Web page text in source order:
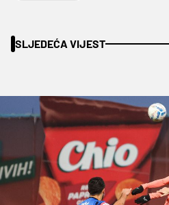
SLJEDEĆA VIJEST